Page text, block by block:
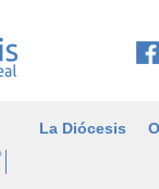
La Diócesis